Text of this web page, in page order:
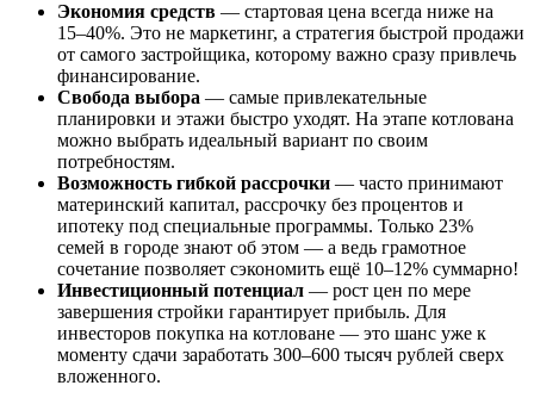
Экономия средств — стартовая цена всегда ниже на
15–40%. Это не маркетинг, а стратегия быстрой продажи
от самого застройщика, которому важно сразу привлечь
финансирование.
Свобода выбора — самые привлекательные
планировки и этажи быстро уходят. На этапе котлована
можно выбрать идеальный вариант по своим
потребностям.
Возможность гибкой рассрочки — часто принимают
материнский капитал, рассрочку без процентов и
ипотеку под специальные программы. Только 23%
семей в городе знают об этом — а ведь грамотное
сочетание позволяет сэкономить ещё 10–12% суммарно!
Инвестиционный потенциал — рост цен по мере
завершения стройки гарантирует прибыль. Для
инвесторов покупка на котловане — это шанс уже к
моменту сдачи заработать 300–600 тысяч рублей сверх
вложенного.